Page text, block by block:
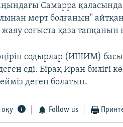
Самарра
мерт болғанын"
соғыста қаза тапқанын
өңірін содырлар (ИШИМ)
еді. Бірақ Иран билігі
деген болатын.
оқу Follow us